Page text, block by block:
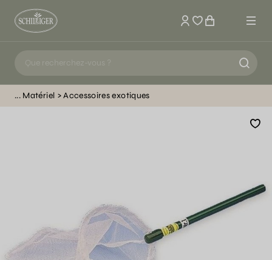
Mon compte
Matériel Accessoires exotiques